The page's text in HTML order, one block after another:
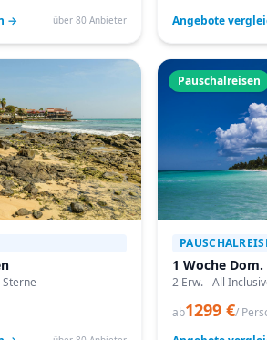
→ über 80 Anbieter Angebote
Pauschalreisen
1 Woche
2 Erw. - All
ab1299 €/